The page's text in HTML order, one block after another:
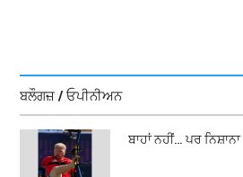
ਬਲੌਗਜ਼ / ਓਪੀਨੀਅਨ
ਬਾਹਾਂ ਨਹੀਂ… ਪਰ